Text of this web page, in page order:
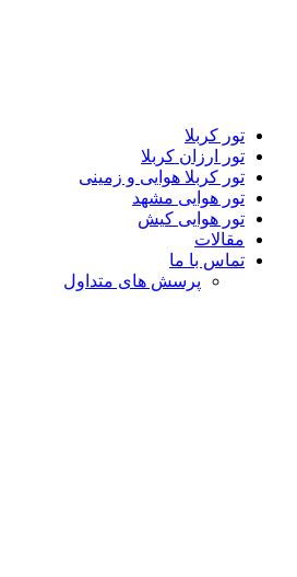
تور کربلا
تور ارزان کربلا
تور کربلا هوایی و زمینی
تور هوایی مشهد
تور هوایی کیش
مقالات
تماس با ما
پرسش های متداول